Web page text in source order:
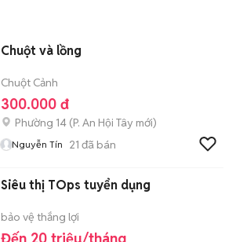
Chuột và lồng
Chuột Cảnh
300.000 đ
Phường 14 (P. An Hội Tây mới)
Nguyễn Tín 21 đã bán
Siêu thị TOps tuyển dụng
bảo vệ thắng lợi